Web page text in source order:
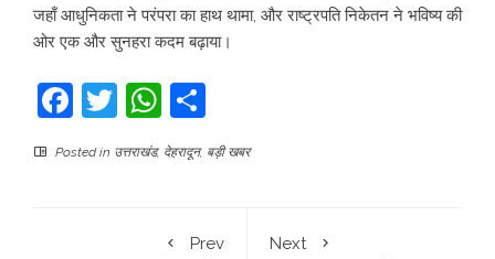
जहाँ आधुनिकता ने परंपरा का हाथ थामा, और राष्ट्रपति निकेतन ने भविष्य की
ओर एक और सुनहरा कदम बढ़ाया।
Facebook
TwitterWhatsApp
Posted in उत्तराखंड, देहरादून, बड़ी खबर
Prev
Next